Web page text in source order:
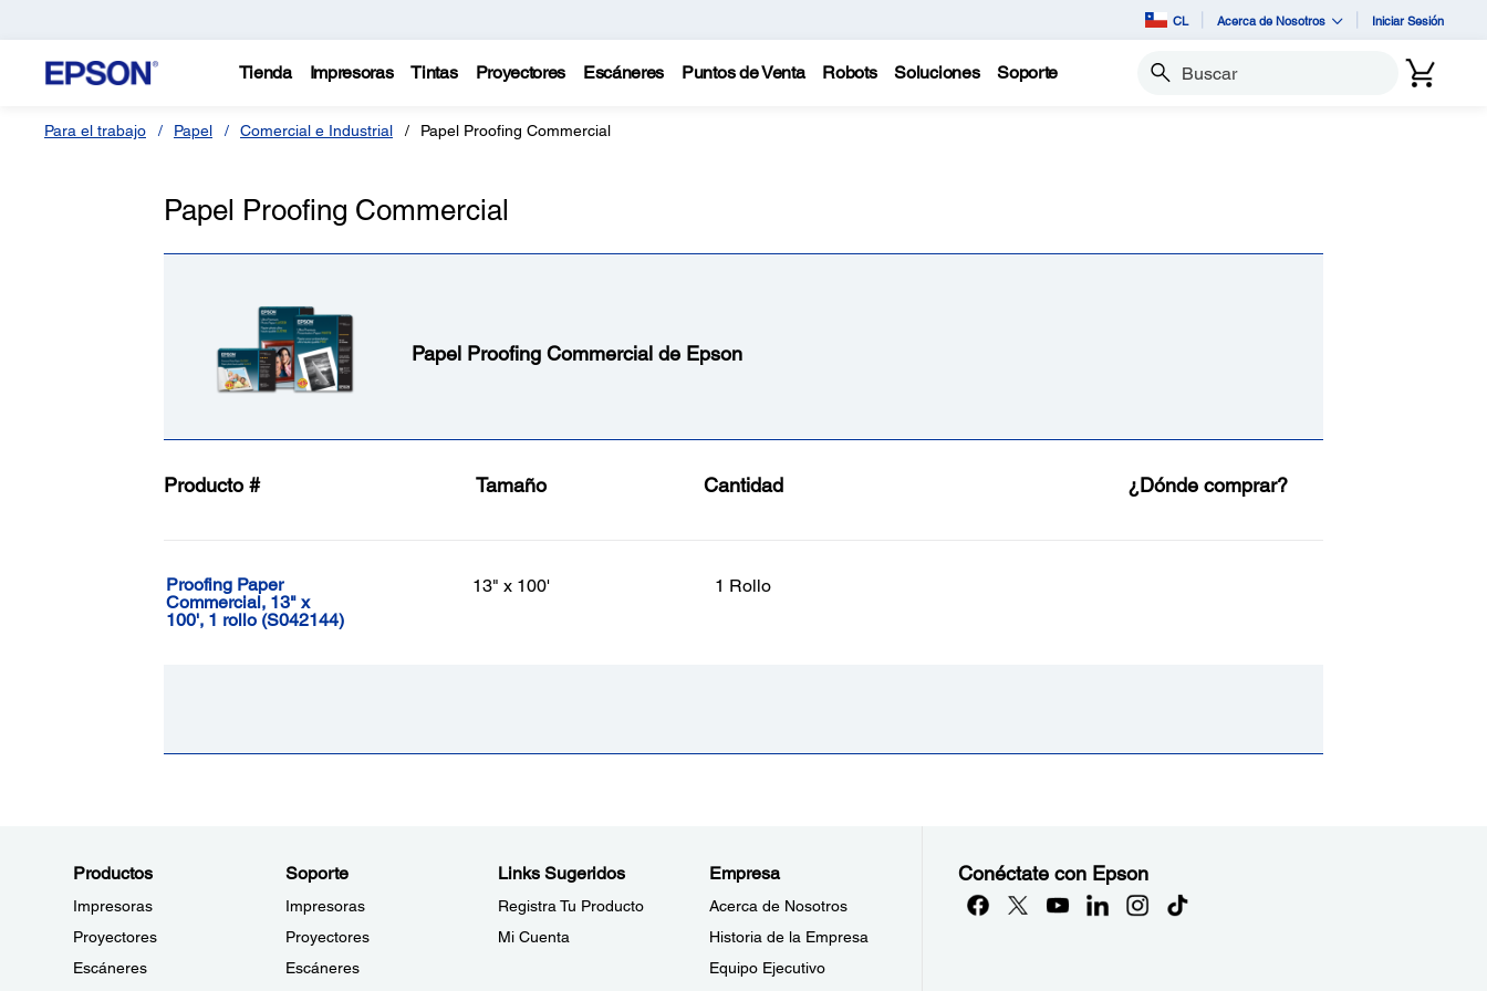
CL Acerca de Nosotros Iniciar Sesión
Tienda Impresoras Tintas Proyectores Escáneres Puntos de Venta Robots Soluciones Soporte Buscar
Para el trabajo Papel Comercial e Industrial Papel Proofing Commercial
Papel Proofing Commercial
Papel Proofing Commercial de Epson
Producto # Tamaño Cantidad ¿Dónde comprar?
Proofing Paper
Commercial, 13" x
100', 1 rollo (S042144)
13" x 100' 1 Rollo
Productos
Impresoras
Proyectores
Escáneres
Soporte
Impresoras
Proyectores
Escáneres
Links Sugeridos
Registra Tu Producto
Mi Cuenta
Empresa
Acerca de Nosotros
Historia de la Empresa
Equipo Ejecutivo
Conéctate con Epson